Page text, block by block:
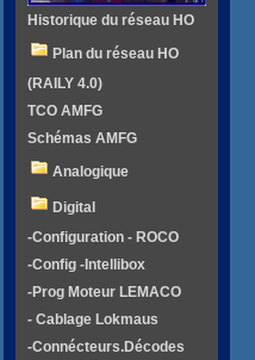
Historique du réseau HO
Plan du réseau HO
(RAILY 4.0)
TCO AMFG
Schémas AMFG
Analogique
Digital
-Configuration - ROCO
-Config -Intellibox
-Prog Moteur LEMACO
- Cablage Lokmaus
-Connécteurs.Décodes